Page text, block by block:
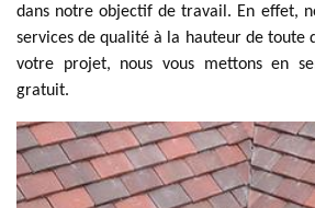
dans notre objectif de travail. En effet,
services de qualité à la hauteur de toute
votre projet, nous vous mettons en
gratuit.